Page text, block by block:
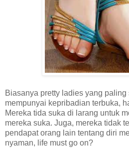
Biasanya pretty ladies yang paling
mempunyai kepribadian terbuka,
Mereka tida suka di larang untuk
mereka suka. Juga, mereka tidak
pendapat orang lain tentang diri
nyaman, life must go on?